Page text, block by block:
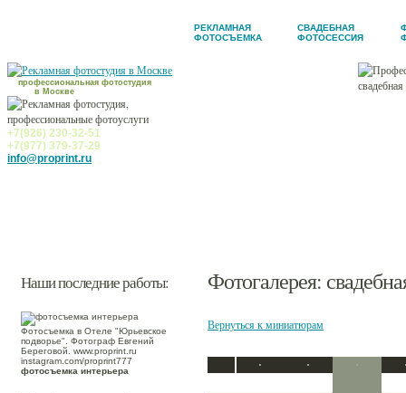
РЕКЛАМНАЯ
ФОТОСЪЕМКА
СВАДЕБНАЯ
ФОТОСЕССИЯ
профессиональная фотостудия
в Москве
+7(926) 230-32-51
+7(977) 379-37-29
info@proprint.ru
Наши последние работы:
Фотосъемка в Отеле "Юрьевское
подворье". Фотограф Евгений
Береговой. www.proprint.ru
instagram.com/proprint777
фотосъемка интерьера
Фотогалерея:
Вернуться к миниатюрам